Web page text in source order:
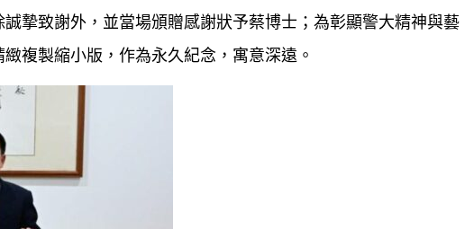
摯致謝外，並當場頒贈感謝狀予蔡博士；為彰顯警大精神與藝
複製縮小版，作為永久紀念，寓意深遠。